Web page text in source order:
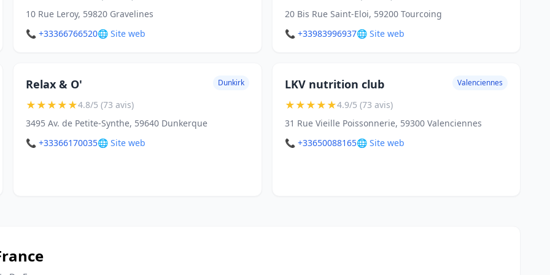
10 Rue Leroy, 59820 Gravelines
📞 +33366766520🌐 Site web
20 Bis Rue Saint-Eloi, 59200 Tourcoing
📞 +33983996937🌐 Site web
Relax & O' Dunkirk
★★★★★4.8/5 (73 avis)
3495 Av. de Petite-Synthe, 59640 Dunkerque
📞 +33366170035🌐 Site web
LKV nutrition club Valenciennes
★★★★★4.9/5 (73 avis)
31 Rue Vieille Poissonnerie, 59300 Valenciennes
📞 +33650088165🌐 Site web